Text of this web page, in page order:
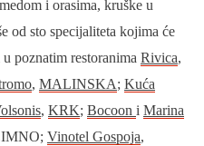
i orasima, kruške u
od sto specijaliteta kojima će
poznatim restoranima Rivica,
, MALINSKA; Kuća
, KRK; Bocoon i Marina
Vinotel Gospoja,